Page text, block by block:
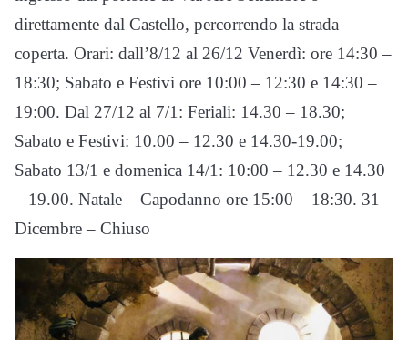
direttamente dal Castello, percorrendo la strada
coperta. Orari: dall’8/12 al 26/12 Venerdì: ore 14:30 –
18:30; Sabato e Festivi ore 10:00 – 12:30 e 14:30 –
19:00. Dal 27/12 al 7/1: Feriali: 14.30 – 18.30;
Sabato e Festivi: 10.00 – 12.30 e 14.30-19.00;
Sabato 13/1 e domenica 14/1: 10:00 – 12.30 e 14.30
– 19.00. Natale – Capodanno ore 15:00 – 18:30. 31
Dicembre – Chiuso